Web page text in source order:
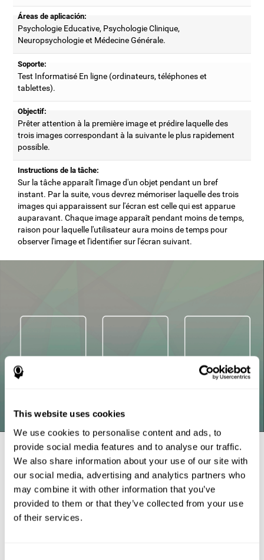
This website uses cookies
We use cookies to personalise content and ads, to
provide social media features and to analyse our traffic.
We also share information about your use of our site with
our social media, advertising and analytics partners who
may combine it with other information that you’ve
provided to them or that they’ve collected from your use
of their services.
Áreas de aplicación:
Psychologie Educative, Psychologie Clinique,
Neuropsychologie et Médecine Générale.
Soporte:
Test Informatisé En ligne (ordinateurs, téléphones et
tablettes).
Objectif:
Prêter attention à la première image et prédire laquelle des
trois images correspondant à la suivante le plus rapidement
possible.
Instructions de la tâche:
Sur la tâche apparaît l'image d'un objet pendant un bref
instant. Par la suite, vous devrez mémoriser laquelle des trois
images qui apparaissent sur l'écran est celle qui est apparue
auparavant. Chaque image apparaît pendant moins de temps,
raison pour laquelle l'utilisateur aura moins de temps pour
observer l'image et l'identifier sur l'écran suivant.
Références
Tsotsos, L. E., Roggeveen, A. B., Sekuler, A. B., Vrkljan, B. H., &
Bennett, P. J. (2010). The effects of practice in a useful field of
view task on driving performance. Journal of Vision, 10(7), 152-
152.
Crabb, D. P., Fitzke, F. W., Hitchings, R. A., & Viswanathan, A. C.